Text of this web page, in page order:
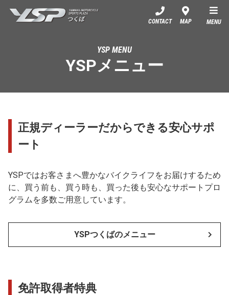
CONTACT MAP MENU
YSP MENU
YSPメニュー
正規ディーラーだからできる安心サポ
ート
YSPではお客さまへ豊かなバイクライフをお届けするため
に、買う前も、買う時も、買った後も安心なサポートプロ
グラムを多数ご用意しています。
YSPつくばのメニュー
免許取得者特典